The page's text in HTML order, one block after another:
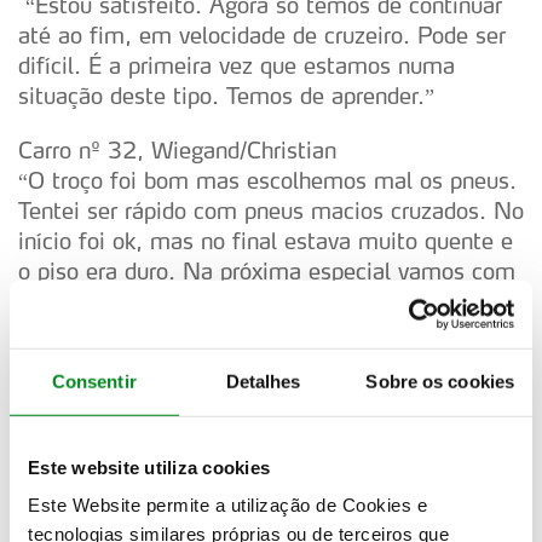
Consentir Detalhes Sobre os cookies
Este website utiliza cookies
Este Website permite a utilização de Cookies e
tecnologias similares próprias ou de terceiros que
até ao fim, em velocidade de cruzeiro. Pode ser
difícil. É a primeira vez que estamos numa
situação deste tipo. Temos de aprender.”
Carro nº 32, Wiegand/Christian
“O troço foi bom mas escolhemos mal os pneus.
Tentei ser rápido com pneus macios cruzados. No
início foi ok, mas no final estava muito quente e
o piso era duro. Na próxima especial vamos com
pneus duros. Vamos tentar garantir pontos para o
Carro nº 48, Al-Kuwari/Duffy
“Esta especial foi muito melhor para mim do que
traiçoeira e sem nos podermos divertir. Aqui fui
mais rápido, a deslizar na estrada e a poder